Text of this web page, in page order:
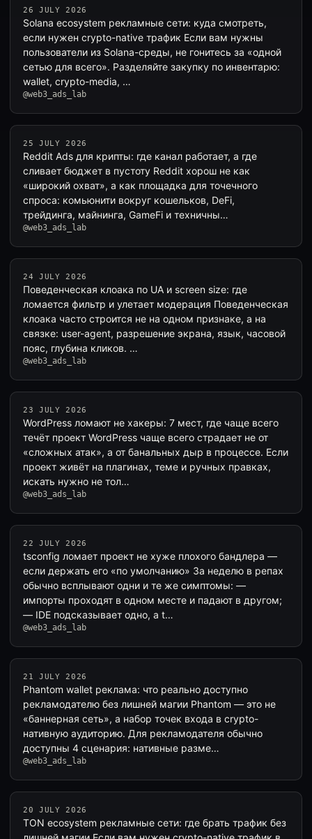
26 JULY 2026
Solana ecosystem рекламные сети: куда смотреть,
если нужен crypto-native трафик Если вам нужны
пользователи из Solana-среды, не гонитесь за «одной
сетью для всего». Разделяйте закупку по инвентарю:
wallet, crypto-media, …
@web3_ads_lab
25 JULY 2026
Reddit Ads для крипты: где канал работает, а где
сливает бюджет в пустоту Reddit хорош не как
«широкий охват», а как площадка для точечного
спроса: комьюнити вокруг кошельков, DeFi,
трейдинга, майнинга, GameFi и техничны…
@web3_ads_lab
24 JULY 2026
Поведенческая клоака по UA и screen size: где
ломается фильтр и улетает модерация Поведенческая
клоака часто строится не на одном признаке, а на
связке: user-agent, разрешение экрана, язык, часовой
пояс, глубина кликов. …
@web3_ads_lab
23 JULY 2026
WordPress ломают не хакеры: 7 мест, где чаще всего
течёт проект WordPress чаще всего страдает не от
«сложных атак», а от банальных дыр в процессе. Если
проект живёт на плагинах, теме и ручных правках,
искать нужно не тол…
@web3_ads_lab
22 JULY 2026
tsconfig ломает проект не хуже плохого бандлера —
если держать его «по умолчанию» За неделю в репах
обычно всплывают одни и те же симптомы: —
импорты проходят в одном месте и падают в другом;
— IDE подсказывает одно, а t…
@web3_ads_lab
21 JULY 2026
Phantom wallet реклама: что реально доступно
рекламодателю без лишней магии Phantom — это не
«баннерная сеть», а набор точек входа в crypto-
нативную аудиторию. Для рекламодателя обычно
доступны 4 сценария: нативные разме…
@web3_ads_lab
20 JULY 2026
TON ecosystem рекламные сети: где брать трафик без